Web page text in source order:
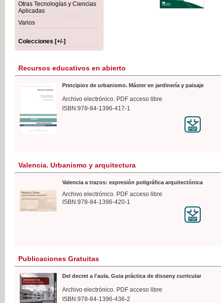
Otras Tecnologías y Ciencias
Aplicadas
Varios
Colecciones [+/-]
Recursos educativos en abierto
Principios de urbanismo. Máster en jardinería y paisaje
Archivo electrónico. PDF acceso libre
ISBN:978-84-1396-417-1
Valencia. Urbanismo y arquitectura
Valencia a trazos: expresión poligráfica arquitectónica
Archivo electrónico. PDF acceso libre
ISBN:978-84-1396-420-1
Publicaciones Gratuitas
Del decret a l'aula. Guia práctica de disseny curricular
Archivo electrónico. PDF acceso libre
ISBN:978-84-1396-436-2